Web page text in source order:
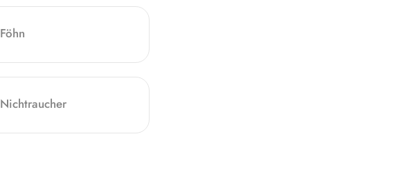
Föhn
Nichtraucher